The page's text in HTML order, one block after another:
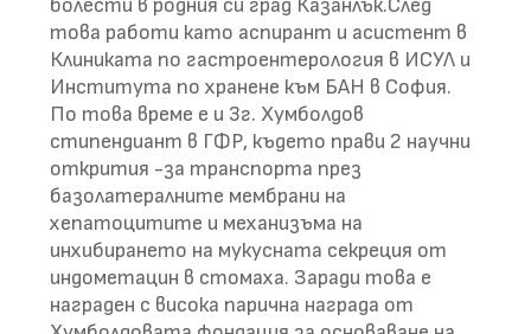
това работи като аспирант и асистент в
Клиниката по гастроентерология в ИСУЛ и
Института по хранене към БАН в София.
По това време е и 3г. Хумболдов
стипендиант в ГФР, където прави 2 научни
открития -за транспорта през
базолатералните мембрани на
хепатоцитите и механизъма на
инхибирането на мукусната секреция от
индометацин в стомаха. Заради това е
награден с висока парична награда от